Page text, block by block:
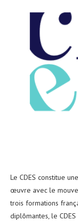
Le CDES constitue
œuvre avec le
trois formations
diplômantes, le